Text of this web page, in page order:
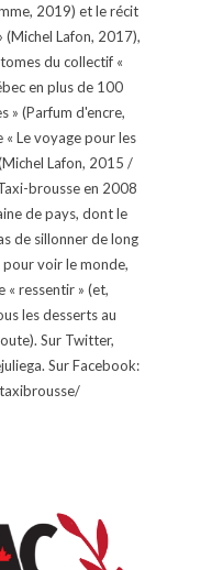
2019) et le récit
(Michel Lafon, 2017),
du collectif «
en plus de 100
» (Parfum d'encre,
Le voyage pour les
Lafon, 2015 /
brousse en 2008
de pays, dont le
de sillonner de long
voir le monde,
« ressentir » (et,
les desserts au
Sur Twitter,
Sur Facebook: